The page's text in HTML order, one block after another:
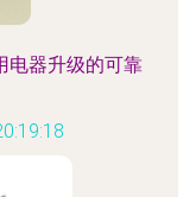
电器升级的可靠